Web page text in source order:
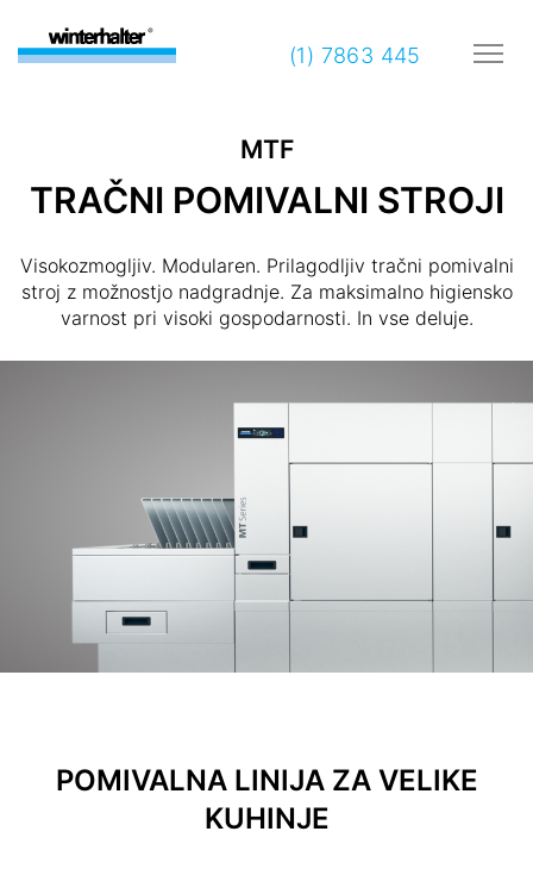
(1) 7863 445
MTF
TRAČNI POMIVALNI STROJI
Visokozmogljiv. Modularen. Prilagodljiv tračni pomivalni
stroj z možnostjo nadgradnje. Za maksimalno higiensko
varnost pri visoki gospodarnosti. In vse deluje.
POMIVALNA LINIJA ZA VELIKE
KUHINJE